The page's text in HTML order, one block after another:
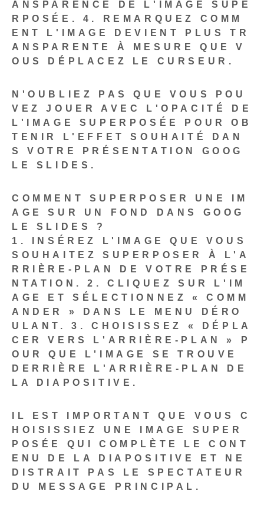
ANSPARENCE DE L'IMAGE SUPE
RPOSÉE.
4. REMARQUEZ COMM
ENT L'IMAGE DEVIENT PLUS TR
ANSPARENTE À MESURE QUE V
OUS DÉPLACEZ LE CURSEUR.
N'OUBLIEZ PAS QUE VOUS POU
VEZ JOUER AVEC L'OPACITÉ DE
L'IMAGE SUPERPOSÉE POUR OB
TENIR L'EFFET SOUHAITÉ DAN
S VOTRE PRÉSENTATION GOOG
LE SLIDES.
COMMENT SUPERPOSER UNE IM
AGE SUR UN FOND DANS GOOG
LE SLIDES ?
1. INSÉREZ L'IMAGE QUE VOUS
SOUHAITEZ SUPERPOSER À L'A
RRIÈRE-PLAN DE VOTRE PRÉSE
NTATION.
2. CLIQUEZ SUR L'IM
AGE ET SÉLECTIONNEZ « COMM
ANDER » DANS LE MENU DÉRO
ULANT.
3. CHOISISSEZ « DÉPLA
CER VERS L'ARRIÈRE-PLAN » P
OUR QUE L'IMAGE SE TROUVE
DERRIÈRE L'ARRIÈRE-PLAN DE
LA DIAPOSITIVE.
IL EST IMPORTANT QUE VOUS C
HOISISSIEZ UNE IMAGE SUPER
POSÉE QUI COMPLÈTE LE CONT
ENU DE LA DIAPOSITIVE ET NE
DISTRAIT PAS LE SPECTATEUR
DU MESSAGE PRINCIPAL.